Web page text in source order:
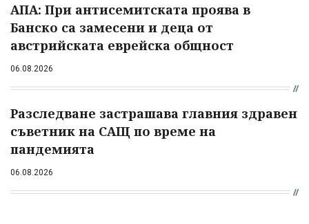
АПА: При антисемитската проява в
Банско са замесени и деца от
австрийската еврейска общност
06.08.2026
Разследване застрашава главния здравен
съветник на САЩ по време на
пандемията
06.08.2026